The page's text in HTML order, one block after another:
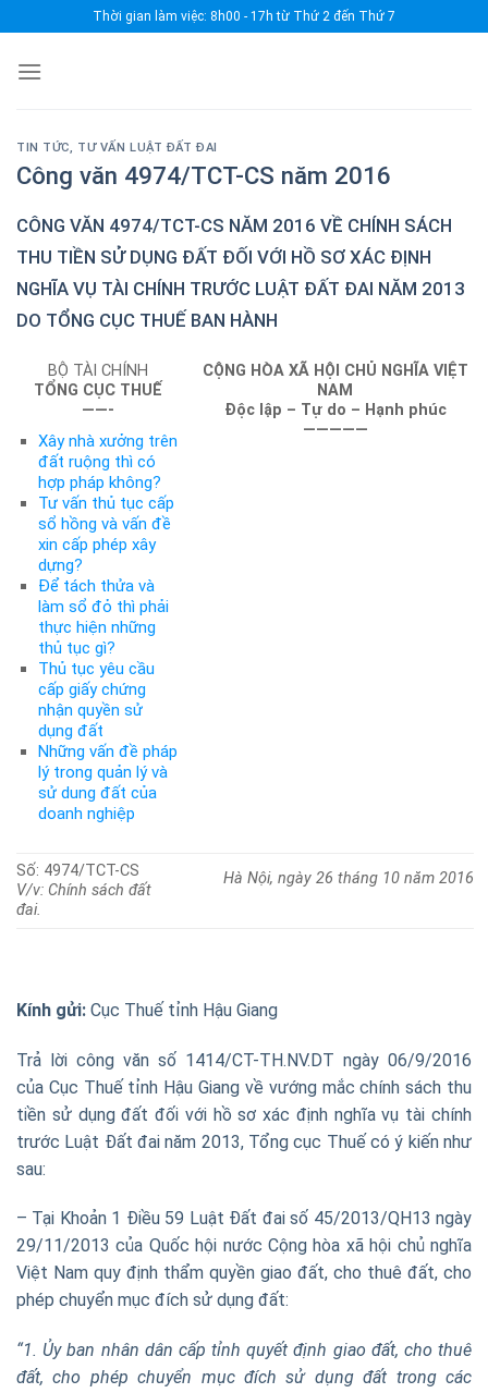
to
content
Thời gian làm việc: 8h00 - 17h từ Thứ 2 đến Thứ 7
TIN TỨC, TƯ VẤN LUẬT ĐẤT ĐAI
Công văn 4974/TCT-CS năm 2016
CÔNG VĂN 4974/TCT-CS NĂM 2016 VỀ CHÍNH SÁCH
THU TIỀN SỬ DỤNG ĐẤT ĐỐI VỚI HỒ SƠ XÁC ĐỊNH
NGHĨA VỤ TÀI CHÍNH TRƯỚC LUẬT ĐẤT ĐAI NĂM 2013
DO TỔNG CỤC THUẾ BAN HÀNH
BỘ TÀI CHÍNH
TỔNG CỤC THUẾ
——-
Xây nhà xưởng trên
đất ruộng thì có
hợp pháp không?
Tư vấn thủ tục cấp
sổ hồng và vấn đề
xin cấp phép xây
dựng?
Để tách thửa và
làm sổ đỏ thì phải
thực hiện những
thủ tục gì?
Thủ tục yêu cầu
cấp giấy chứng
nhận quyền sử
dụng đất
Những vấn đề pháp
lý trong quản lý và
sử dung đất của
doanh nghiệp
CỘNG HÒA XÃ HỘI CHỦ NGHĨA VIỆT
NAM
Độc lập – Tự do – Hạnh phúc
—————
Số: 4974/TCT-CS
V/v: Chính sách đất
đai.
Hà Nội, ngày 26 tháng 10 năm 2016
Kính gửi: Cục Thuế tỉnh Hậu Giang
Trả lời công văn số 1414/CT-TH.NV.DT ngày 06/9/2016
của Cục Thuế tỉnh Hậu Giang về vướng mắc chính sách thu
tiền sử dụng đất đối với hồ sơ xác định nghĩa vụ tài chính
trước Luật Đất đai năm 2013, Tổng cục Thuế có ý kiến như
sau:
– Tại Khoản 1 Điều 59 Luật Đất đai số 45/2013/QH13 ngày
29/11/2013 của Quốc hội nước Cộng hòa xã hội chủ nghĩa
Việt Nam quy định thẩm quyền giao đất, cho thuê đất, cho
phép chuyển mục đích sử dụng đất:
“1. Ủy ban nhân dân cấp tỉnh quyết định giao đất, cho thuê
đất, cho phép chuyển mục đích sử dụng đất trongcác